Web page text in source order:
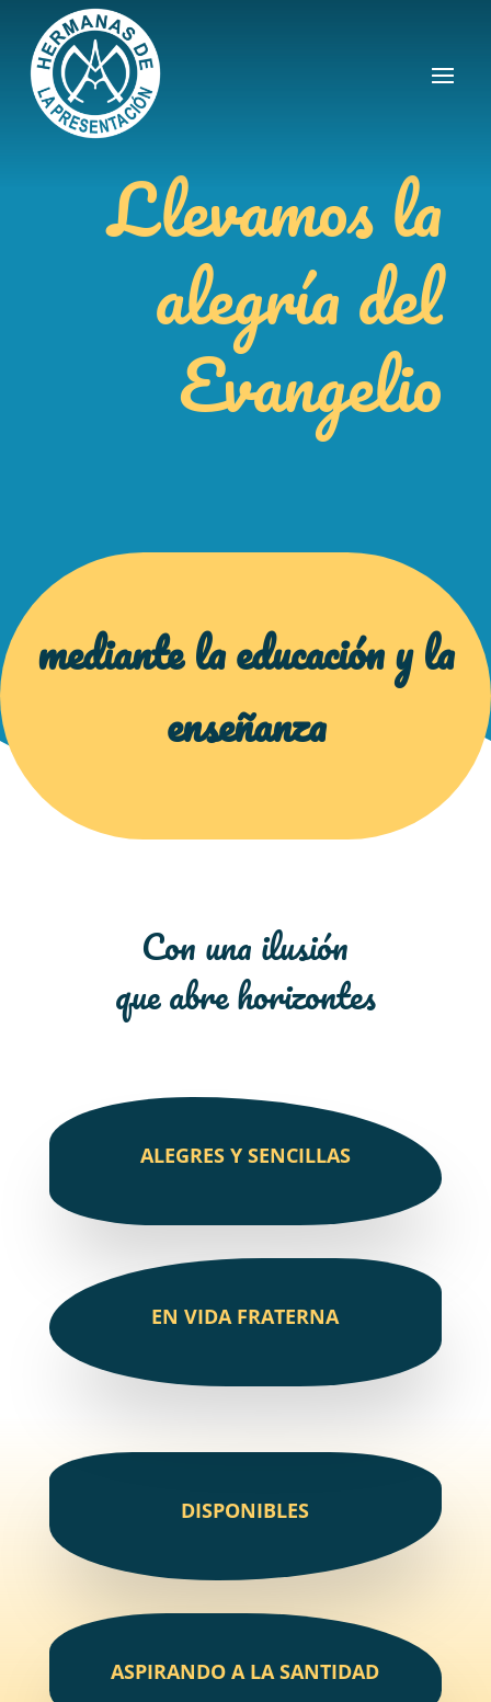
Llevamos la
alegría del
Evangelio
mediante la educación y la
enseñanza
Con una ilusión
que abre horizontes
ALEGRES Y SENCILLAS
EN VIDA FRATERNA
DISPONIBLES
ASPIRANDO A LA SANTIDAD